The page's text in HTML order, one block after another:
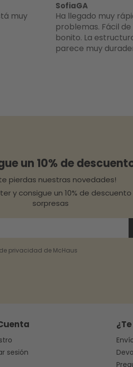
SofiaGA
Ha llegado muy rápido y sin
problemas. Fácil
bonito. La
parece muy
un 10% de
te pierdas nuestras novedades!
y consigue un 10% de
sorpresas
privacidad de McHaus
sesión